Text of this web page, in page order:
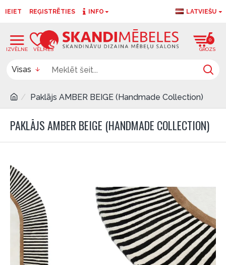
IEIET REĢISTRĒTIES INFO LATVIEŠU
0
Visas
Paklājs AMBER BEIGE (Handmade Collection)
PAKLĀJS AMBER BEIGE (HANDMADE COLLECTION)